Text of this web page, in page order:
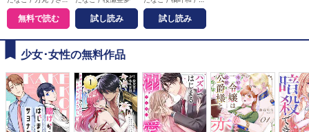
無料で読む 試し読み 試し読み
少女･女性の無料作品